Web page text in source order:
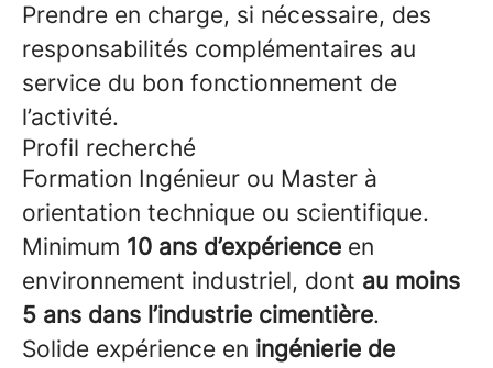
Prendre en charge, si nécessaire, des
responsabilités complémentaires au
service du bon fonctionnement de
l’activité.
Profil recherché
Formation Ingénieur ou Master à
orientation technique ou scientifique.
Minimum 10 ans d’expérience en
environnement industriel, dont au moins
5 ans dans l’industrie cimentière.
Solide expérience en ingénierie de